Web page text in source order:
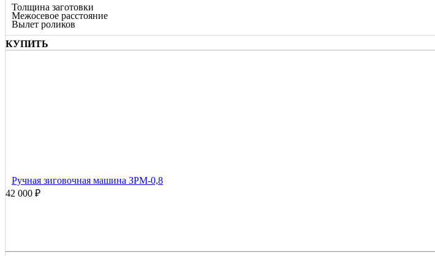
Толщина заготовки
Межосевое расстояние
Вылет роликов
КУПИТЬ
Ручная зиговочная машина ЗРМ-0,8
42 000 ₽